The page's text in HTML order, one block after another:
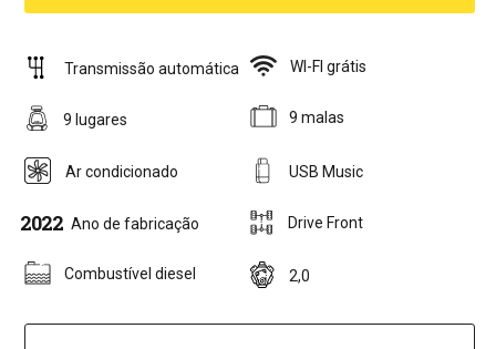
Transmissão automática WI-FI grátis
9 lugares 9 malas
Ar condicionado USB Music
2022 Ano de fabricação Drive Front
Combustível diesel 2,0